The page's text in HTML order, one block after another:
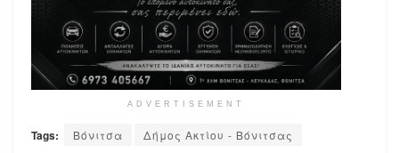
ADVERTISEMENT
Tags: Βόνιτσα Δήμος Ακτίου - Βόνιτσας